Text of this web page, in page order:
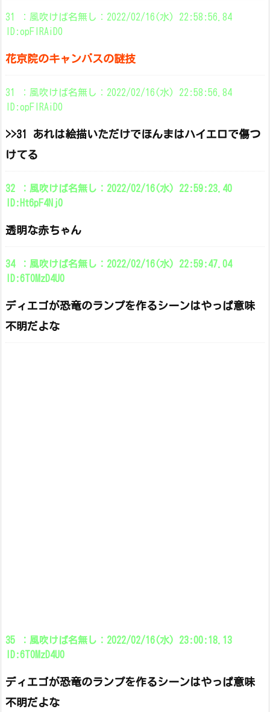
31 ：風吹けば名無し：2022/02/16(水) 22:58:56.84
ID:opFIRAiD0
花京院のキャンバスの謎技
31 ：風吹けば名無し：2022/02/16(水) 22:58:56.84
ID:opFIRAiD0
>>31 あれは絵描いただけでほんまはハイエロで傷つ
けてる
32 ：風吹けば名無し：2022/02/16(水) 22:59:23.40
ID:Ht6pF4Nj0
透明な赤ちゃん
34 ：風吹けば名無し：2022/02/16(水) 22:59:47.04
ID:6T0MzD4U0
ディエゴが恐竜のランプを作るシーンはやっぱ意味
不明だよな
35 ：風吹けば名無し：2022/02/16(水) 23:00:18.13
ID:6T0MzD4U0
ディエゴが恐竜のランプを作るシーンはやっぱ意味
不明だよな